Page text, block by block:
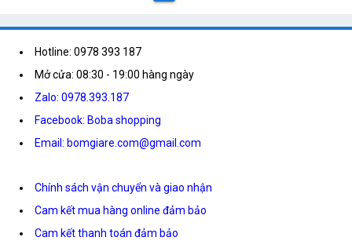
Hotline: 0978 393 187
Mở cửa: 08:30 - 19:00 hàng ngày
Zalo: 0978.393.187
Facebook: Boba shopping
Email: bomgiare.com@gmail.com
Chính sách vận chuyển và giao nhận
Cam kết mua hàng online đảm bảo
Cam kết thanh toán đảm bảo